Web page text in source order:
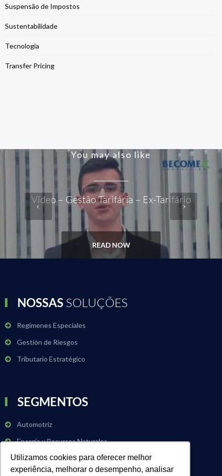
Utilizamos cookies para oferecer melhor
experiência, melhorar o desempenho, analisar
Suspensão de Impostos
Sustentabilidade
Tecnologia
Transfer Pricing
You may also like
Vídeo – Gestão Tarifária – Ex-Tarifário
READ NOW
NOSSAS SOLUÇÕES
Regímenes Especiales
Gestión de Riesgos
Tributario Estratégico
SEGMENTOS
Automotriz
Energía y Recursos Naturales
Agronegocio